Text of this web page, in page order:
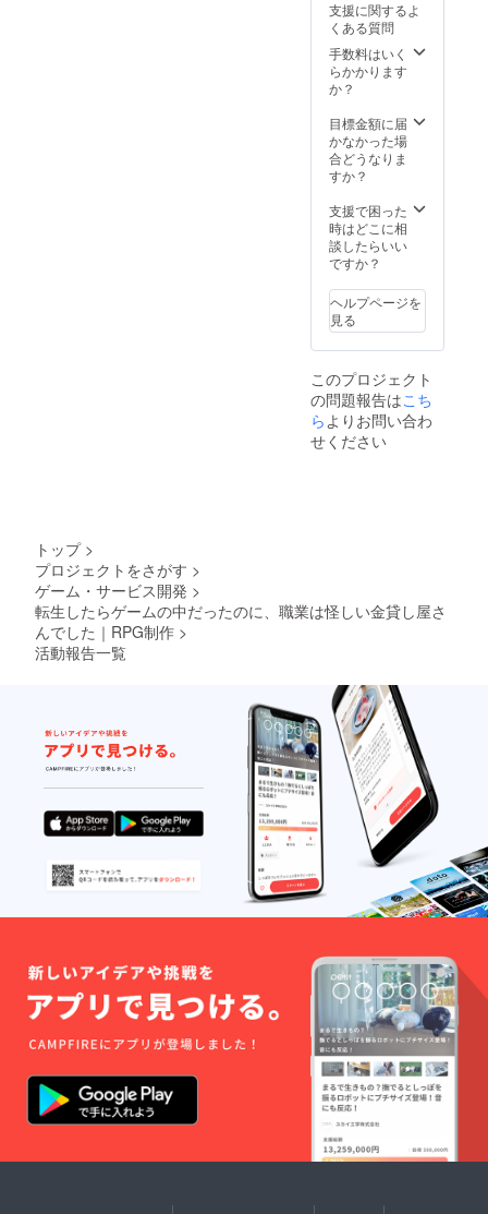
気持ち
のみの
プラン
となり
ま
ぜひ応
援おね
がいい
たしま
！
支援に関するよ
くある質問
手数料はいく
らかかります
か？
目標金額に届
かなかった場
合どうなりま
すか？
支援で困った
時はどこに相
談したらいい
ですか？
ヘルプページを
見る
このプロジェクト
の問題報告はこち
ら よりお問い合わ
せください
トップ >
プロジェクトをさがす >
ゲーム・サービス開発 >
転生したらゲームの中だったのに、職業は怪しい金貸し屋さ
んでした｜RPG制作 >
活動報告一覧